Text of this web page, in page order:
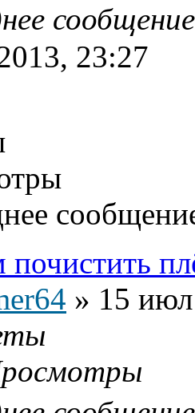
23:27
почистить
» 15